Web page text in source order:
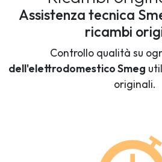
Assistenza tecnica
ricambi
Controllo qualità su
dell'elettrodomestico Smeg
originali.